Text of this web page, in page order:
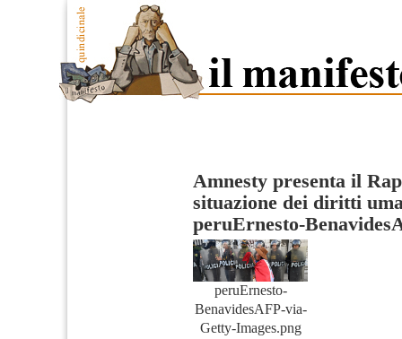
Amnesty presenta il
situazione dei diritti
peruErnesto-
peruErnesto-
BenavidesAFP-via-
Getty-Images.png